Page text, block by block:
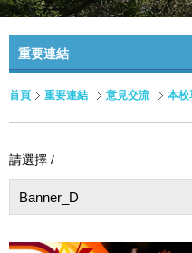
重要連結
首頁 重要連結 意見交流 本校
請選擇 /
Banner_D